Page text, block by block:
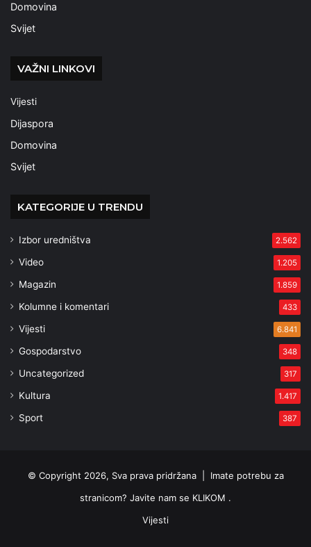
Domovina
Svijet
VAŽNI LINKOVI
Vijesti
Dijaspora
Domovina
Svijet
KATEGORIJE U TRENDU
Izbor uredništva 2.562
Video 1.205
Magazin 1.859
Kolumne i komentari 433
Vijesti 6.841
Gospodarstvo 348
Uncategorized 317
Kultura 1.417
Sport 387
© Copyright 2026, Sva prava pridržana | Imate potrebu za
stranicom? Javite nam se KLIKOM .
Vijesti